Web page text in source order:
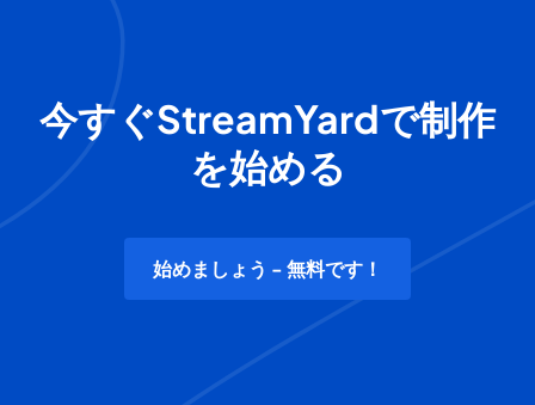
今すぐStreamYardで制作
を始める
始めましょう - 無料です！